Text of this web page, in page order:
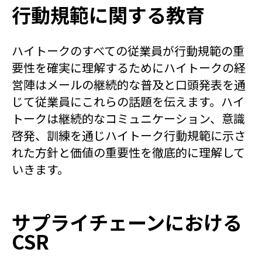
行動規範に関する教育
ハイトークのすべての従業員が行動規範の重
要性を確実に理解するためにハイトークの経
営陣はメールの継続的な普及と口頭発表を通
じて従業員にこれらの話題を伝えます。ハイ
トークは継続的なコミュニケーション、意識
啓発、訓練を通じハイトーク行動規範に示さ
れた方針と価値の重要性を徹底的に理解して
いきます。
サプライチェーンにおける
CSR